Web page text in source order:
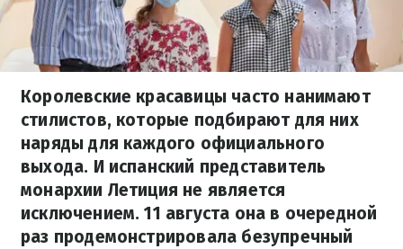
Королевские красавицы часто нанимают
стилистов, которые подбирают для них
наряды для каждого официального
выхода. И испанский представитель
монархии Летиция не является
исключением. 11 августа она в очередной
раз продемонстрировала безупречный